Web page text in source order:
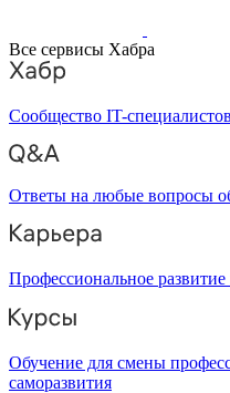
Все сервисы Хабра
Сообщество IT-специалистов
Ответы на любые вопросы
Профессиональное
Обучение для смены
саморазвития